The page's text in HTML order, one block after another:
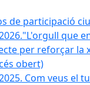
de participació
que
per reforçar la
obert)
Com veus el